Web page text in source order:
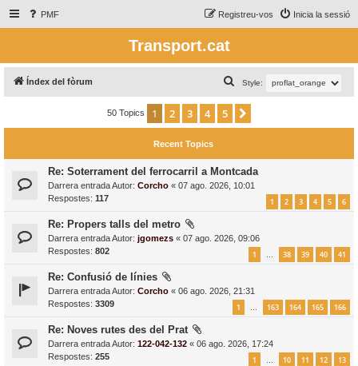
PMF Inicia la sessió
Registreu-vos
Transport.cat
Índex del fòrum Style:
e
a
50 Topics 1 2 3 4 5
Recent Topics
Re: Soterrament del ferrocarril a Montcada
Darrera entrada Autor: Corcho « 07 ago. 2026, 10:01
Respostes: 117 1 2 3 4 5 6
Re: Propers talls del metro
Darrera entrada Autor: jgomezs « 07 ago. 2026, 09:06
Respostes: 802 1 … 38 39 40 41
Re: Confusió de línies
Darrera entrada Autor: Corcho « 06 ago. 2026, 21:31
Respostes: 3309 1 … 163 164 165 166
Re: Noves rutes des del Prat
Darrera entrada Autor: 122-042-132 « 06 ago. 2026, 17:24
Respostes: 255 1 … 10 11 12 13